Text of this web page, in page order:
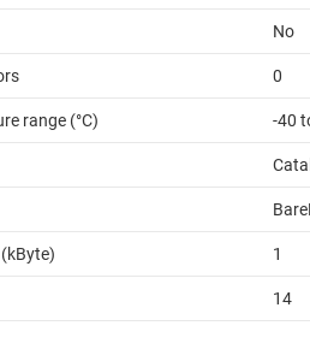
No
0
range (°C) -40
1
14